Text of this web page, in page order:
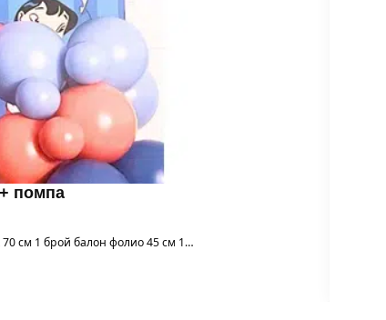
помпа
см 1 брой балон фолио 45 см 1…